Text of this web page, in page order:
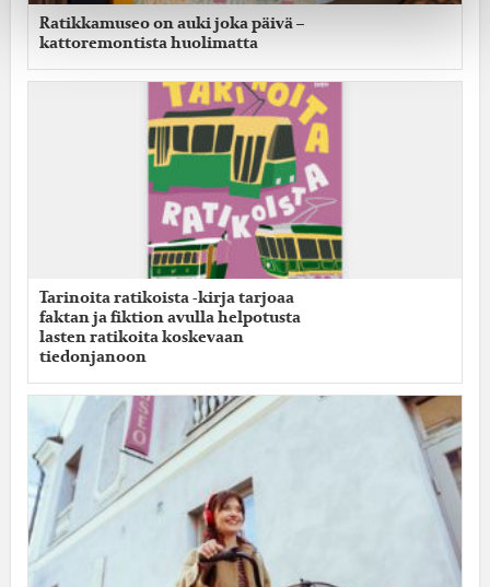
Ratikkamuseo on auki joka päivä –
kattoremontista huolimatta
Tarinoita ratikoista -kirja tarjoaa
faktan ja fiktion avulla helpotusta
lasten ratikoita koskevaan
tiedonjanoon